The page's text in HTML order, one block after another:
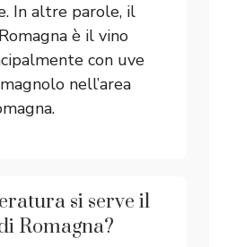
In altre parole, il
è il vino
con uve
nell’area
si serve il
Romagna?